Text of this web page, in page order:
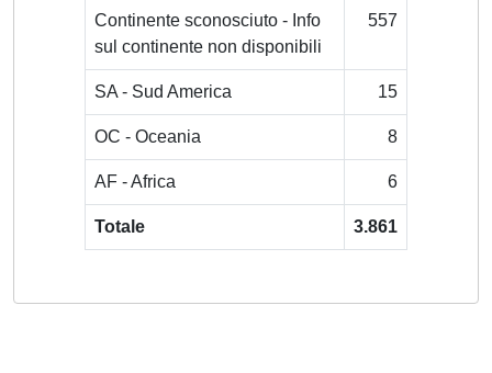
Continente sconosciuto - Info
sul continente non disponibili
557
SA - Sud America 15
OC - Oceania 8
AF - Africa 6
Totale 3.861